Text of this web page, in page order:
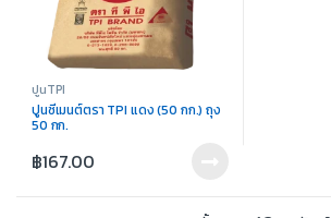
ปูนTPI
ปูนซีเมนต์ตรา TPI แดง (50 กก.) ถุง
50 กก.
฿167.00